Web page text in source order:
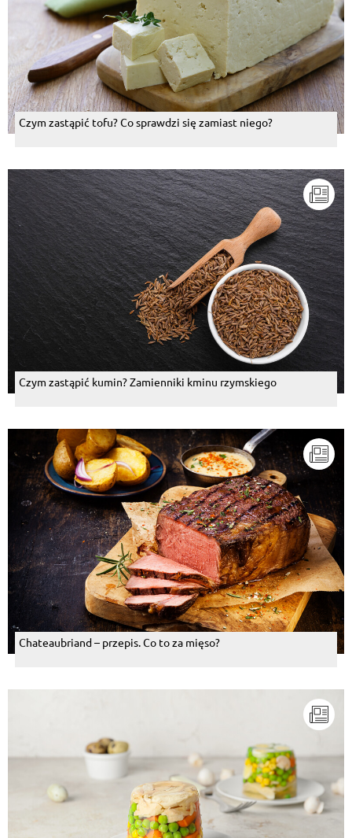
Czym zastąpić tofu? Co sprawdzi się zamiast niego?
Czym zastąpić kumin? Zamienniki kminu rzymskiego
Chateaubriand – przepis. Co to za mięso?